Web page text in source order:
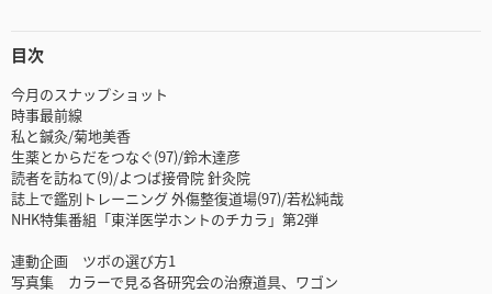
目次
今月のスナップショット
時事最前線
私と鍼灸/菊地美香
生薬とからだをつなぐ(97)/鈴木達彦
読者を訪ねて(9)/よつば接骨院 針灸院
誌上で鑑別トレーニング 外傷整復道場(97)/若松純哉
NHK特集番組「東洋医学ホントのチカラ」第2弾
連動企画 ツボの選び方1
写真集 カラーで見る各研究会の治療道具、ワゴン